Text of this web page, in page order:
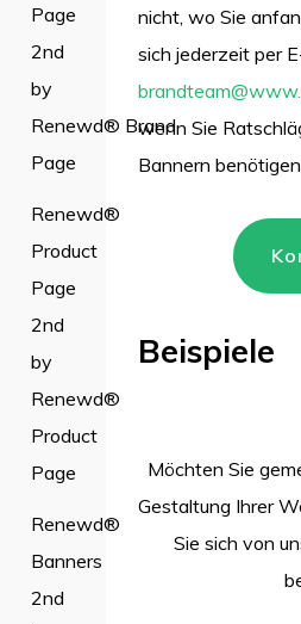
Page
2nd
by
Renewd® Brand
Page
Renewd®
Product
Page
2nd
by
Renewd®
Product
Page
Renewd®
Banners
2nd
nicht, wo Sie
sich jederzeit per
wenn Sie
Bannern benötigen.
Beispiele
Möchten Sie
Gestaltung Ihrer
Sie sich von